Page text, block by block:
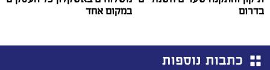
בדרום
במקום אחד
כתבות נוספות